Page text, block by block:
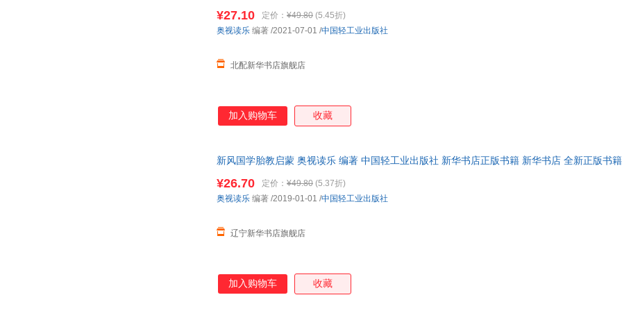
¥27.10 定价： ¥49.80 (5.45折)
北配新华书店旗舰店
奥视读乐 编著 /2021-07-01 /中国轻工业出版社
加入购物车 收藏
新风国学胎教启蒙 奥视读乐 编著 中国轻工业出版社 新华书店正版书籍 新华书店 全新正版书
¥26.70 定价： ¥49.80 (5.37折)
辽宁新华书店旗舰店
奥视读乐 编著 /2019-01-01 /中国轻工业出版社
加入购物车 收藏